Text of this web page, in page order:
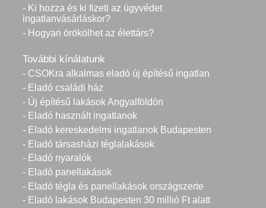
- Ki hozza és ki fizeti az ügyvédet
ingatlanvásárláskor?
- Hogyan örökölhet az élettárs?
További kínálatunk
- CSOKra alkalmas eladó új építésű ingatlan
- Eladó családi ház
- Új építésű lakások Angyalföldön
- Eladó használt ingatlanok
- Eladó kereskedelmi ingatlanok Budapesten
- Eladó társasházi téglalakások
- Eladó nyaralók
- Eladó panellakások
- Eladó tégla és panellakások országszerte
- Eladó lakások Budapesten 30 millió Ft alatt